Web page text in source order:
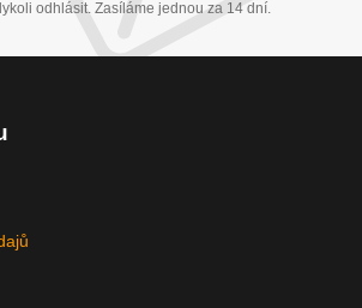
odhlásit. Zasíláme jednou za 14 dní.